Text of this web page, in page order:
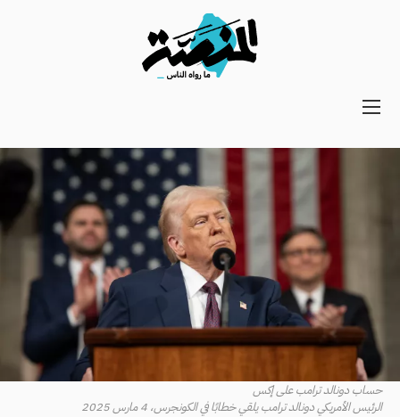
Main
Secondary
Navigation
حساب دونالد ترامب على إكس
الرئيس الأمريكي دونالد ترامب يلقي خطابًا في الكونجرس، 4 مارس 2025